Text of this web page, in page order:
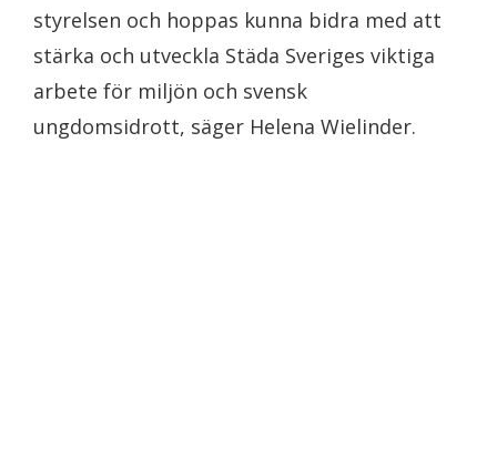
styrelsen och hoppas kunna bidra med att
stärka och utveckla Städa Sveriges viktiga
arbete för miljön och svensk
ungdomsidrott, säger Helena Wielinder.